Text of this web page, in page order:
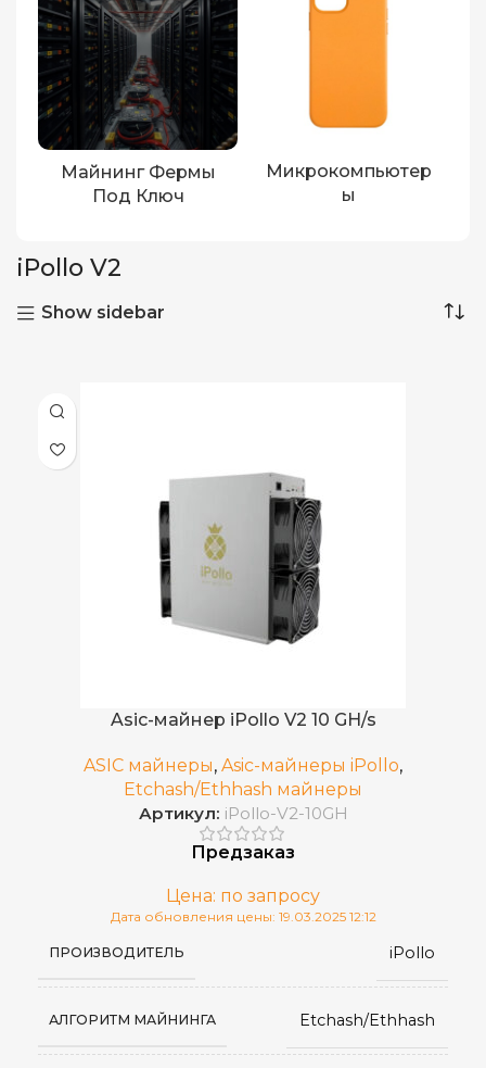
Майнинг Фермы
Под Ключ
Микрокомпьютер
Ы
iPollo V2
Show sidebar
Asic-майнер iPollo V2 10 GH/s
ASIC майнеры, Asic-майнеры iPollo,
Etchash/Ethhash майнеры
Артикул: iPollo-V2-10GH
Предзаказ
Цена: по запросу
Дата обновления цены: 19.03.2025 12:12
ПРОИЗВОДИТЕЛЬ iPollo
АЛГОРИТМ МАЙНИНГА Etchash/Ethhash